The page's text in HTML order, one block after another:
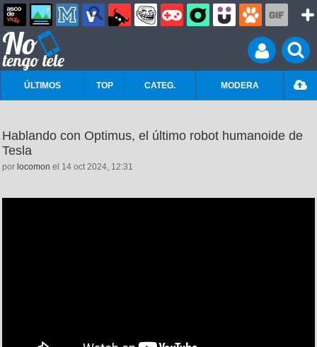
ÚLTIMOS TOP CATEG. MODERA
Hablando con Optimus, el último robot humanoide de
Tesla
por locomon el 14 oct 2024, 12:31